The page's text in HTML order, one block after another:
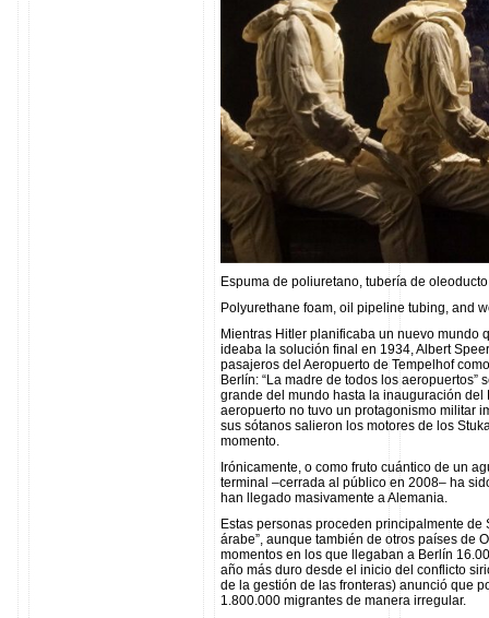
Espuma de poliuretano, tubería de
Polyurethane foam, oil pipeline tubing, and
Mientras Hitler planificaba un nuevo mundo
ideaba la solución final en 1934, Albert
pasajeros del Aeropuerto de Tempelhof
Berlín: “La madre de todos los
grande del mundo hasta la inauguración
aeropuerto no tuvo un protagonismo militar
sus sótanos salieron los motores de los
momento.
Irónicamente, o como fruto cuántico de un
terminal –cerrada al público en 2008– ha
han llegado masivamente a Alemania.
Estas personas proceden principalmente
árabe”, aunque también de otros países de
momentos en los que llegaban a Berlín
año más duro desde el inicio del conflicto
de la gestión de las fronteras) anunció que
1.800.000 migrantes de manera irregular.